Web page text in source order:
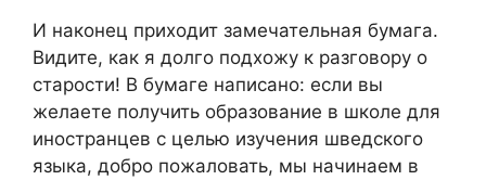
И наконец приходит замечательная бумага.
Видите, как я долго подхожу к разговору о
старости! В бумаге написано: если вы
желаете получить образование в школе для
иностранцев с целью изучения шведского
языка, добро пожаловать, мы начинаем в